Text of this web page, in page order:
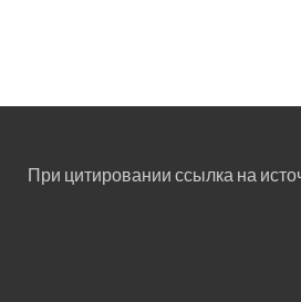
При цитировании ссылка на